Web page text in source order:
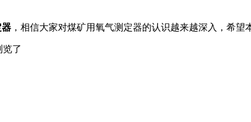
器 ，相信大家对煤矿用氧气测定器的认识越来越深入，希望
览了